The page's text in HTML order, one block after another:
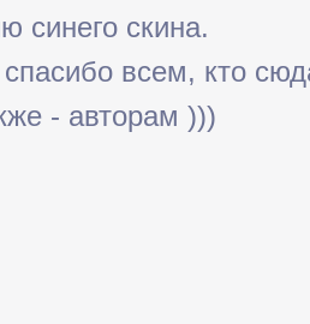
синего скина.
всем, кто
- авторам )))